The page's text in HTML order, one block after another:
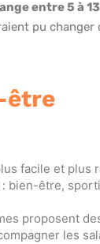
entre 5 à
pu changer
être
facile et
bien-être,
proposent
les